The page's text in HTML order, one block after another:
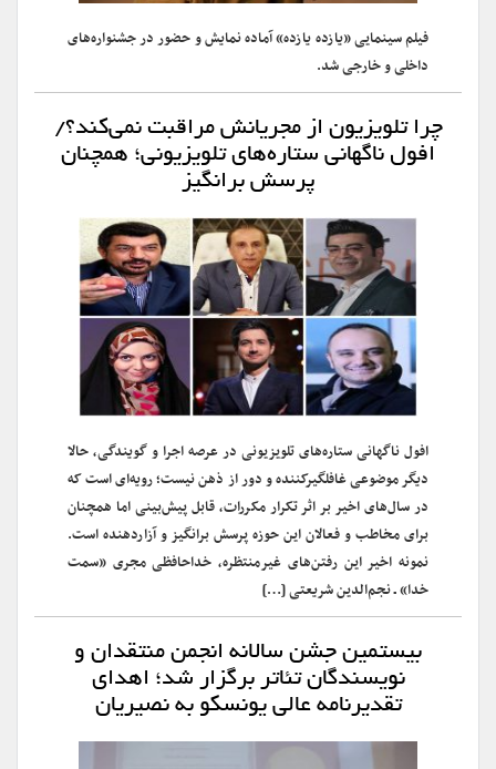
فیلم سینمایی «یازده یازده» آماده نمایش و حضور در جشنواره‌های
داخلی و خارجی شد.
چرا تلویزیون از مجریانش مراقبت نمی‌کند؟/
افول ناگهانی ستاره‌های تلویزیونی؛ همچنان
پرسش برانگیز
افول ناگهانی ستاره‌های تلویزیونی در عرصه اجرا و گویندگی، حالا
دیگر موضوعی غافلگیرکننده و دور از ذهن نیست؛ رویه‌ای است که
در سال‌های اخیر بر اثر تکرار مکررات، قابل پیش‌بینی اما همچنان
برای مخاطب و فعالان این حوزه پرسش برانگیز و آزاردهنده است.
نمونه‌ اخیر این رفتن‌های غیرمنتظره، خداحافظی مجری «سمت
خدا» ـ نجم‌الدین شریعتی […]
بیستمین جشن سالانه انجمن منتقدان و
نویسندگان تئاتر برگزار شد؛ اهدای
تقدیرنامه عالی یونسکو به نصیریان